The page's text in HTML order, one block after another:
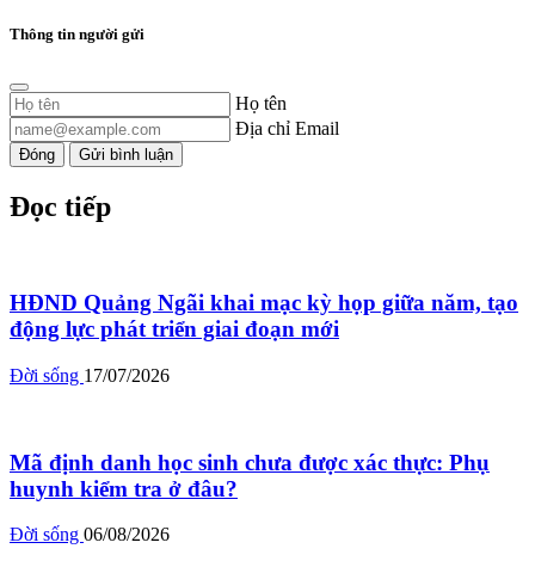
Thông tin người gửi
Họ tên
Địa chỉ Email
Đóng Gửi bình luận
Đọc tiếp
HĐND Quảng Ngãi khai mạc kỳ họp giữa năm, tạo
động lực phát triển giai đoạn mới
Đời sống 17/07/2026
Mã định danh học sinh chưa được xác thực: Phụ
huynh kiểm tra ở đâu?
Đời sống 06/08/2026